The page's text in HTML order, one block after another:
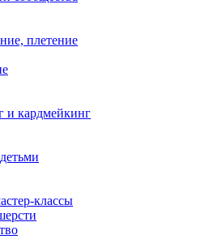
плетение
и кардмейкинг
классы